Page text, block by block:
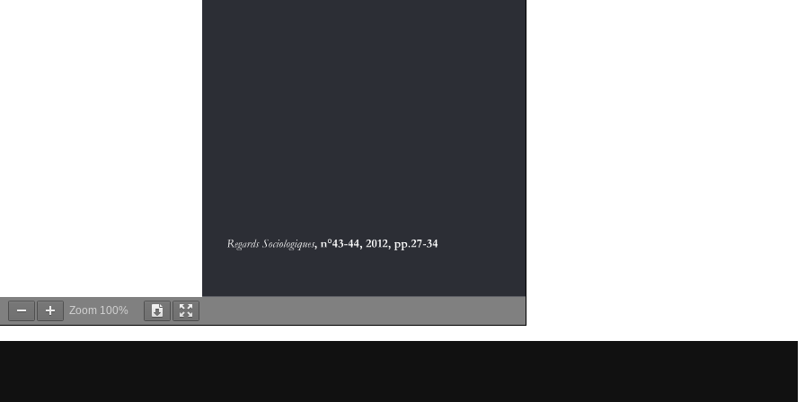
Zoom 100%